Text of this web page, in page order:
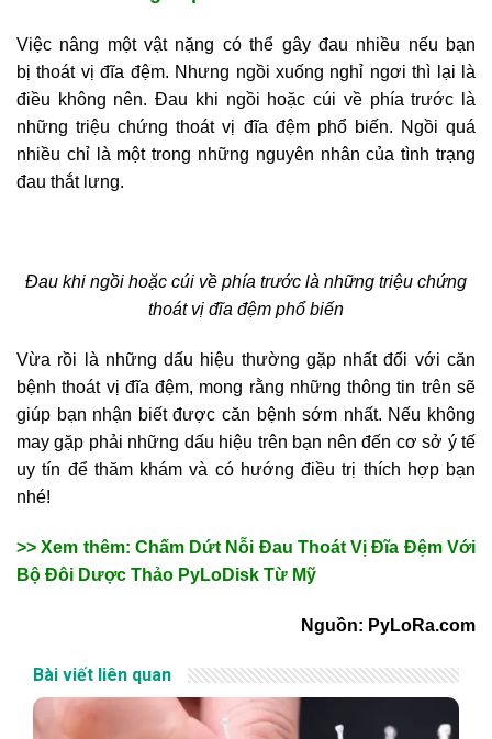
Việc nâng một vật nặng có thể gây đau nhiều nếu bạn
bị thoát vị đĩa đệm. Nhưng ngồi xuống nghỉ ngơi thì lại là
điều không nên. Đau khi ngồi hoặc cúi về phía trước là
những triệu chứng thoát vị đĩa đệm phổ biến. Ngồi quá
nhiều chỉ là một trong những nguyên nhân của tình trạng
đau thắt lưng.
Đau khi ngồi hoặc cúi về phía trước là những triệu chứng
thoát vị đĩa đệm phổ biến
Vừa rồi là những dấu hiệu thường gặp nhất đối với căn
bệnh thoát vị đĩa đệm, mong rằng những thông tin trên sẽ
giúp bạn nhận biết được căn bệnh sớm nhất. Nếu không
may gặp phải những dấu hiệu trên bạn nên đến cơ sở ý tế
uy tín để thăm khám và có hướng điều trị thích hợp bạn
nhé!
>> Xem thêm: Chấm Dứt Nỗi Đau Thoát Vị Đĩa Đệm Với
Bộ Đôi Dược Thảo PyLoDisk Từ Mỹ
Nguồn: PyLoRa.com
Bài viết liên quan